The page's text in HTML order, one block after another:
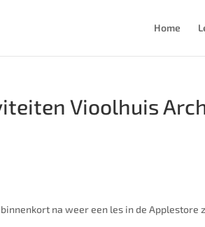
Home
Vioolhuis
na weer een les in de